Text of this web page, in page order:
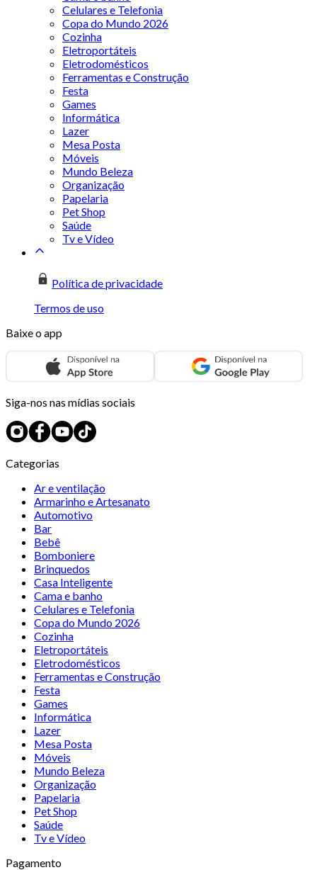
Celulares e Telefonia
Copa do Mundo 2026
Cozinha
Eletroportáteis
Eletrodomésticos
Ferramentas e Construção
Festa
Games
Informática
Lazer
Mesa Posta
Móveis
Mundo Beleza
Organização
Papelaria
Pet Shop
Saúde
Tv e Vídeo
Política de privacidade
Termos de uso
Baixe o app
Siga-nos nas mídias sociais
Categorias
Ar e ventilação
Armarinho e Artesanato
Automotivo
Bar
Bebê
Bomboniere
Brinquedos
Casa Inteligente
Cama e banho
Celulares e Telefonia
Copa do Mundo 2026
Cozinha
Eletroportáteis
Eletrodomésticos
Ferramentas e Construção
Festa
Games
Informática
Lazer
Mesa Posta
Móveis
Mundo Beleza
Organização
Papelaria
Pet Shop
Saúde
Tv e Vídeo
Pagamento